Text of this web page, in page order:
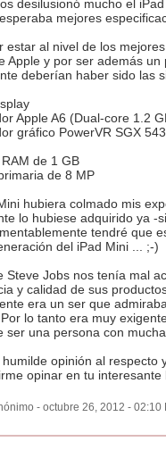
desilusionó mucho el
mejores
estar al nivel de los
Apple y por ser además un
deberían haber sido las
Apple A6 (Dual-core 1.2
gráfico PowerVR SGX
de 1 GB
de 8 MP
hubiera colmado mis
lo hubiese adquirido ya -
tendré que
del iPad Mini ... ;-)
Steve Jobs nos tenía mal
y calidad de sus
era un ser que
lo tanto era muy
ser una persona con mucha
humilde opinión al respecto
opinar en tu interesante
- octubre 26, 2012 - 02:10